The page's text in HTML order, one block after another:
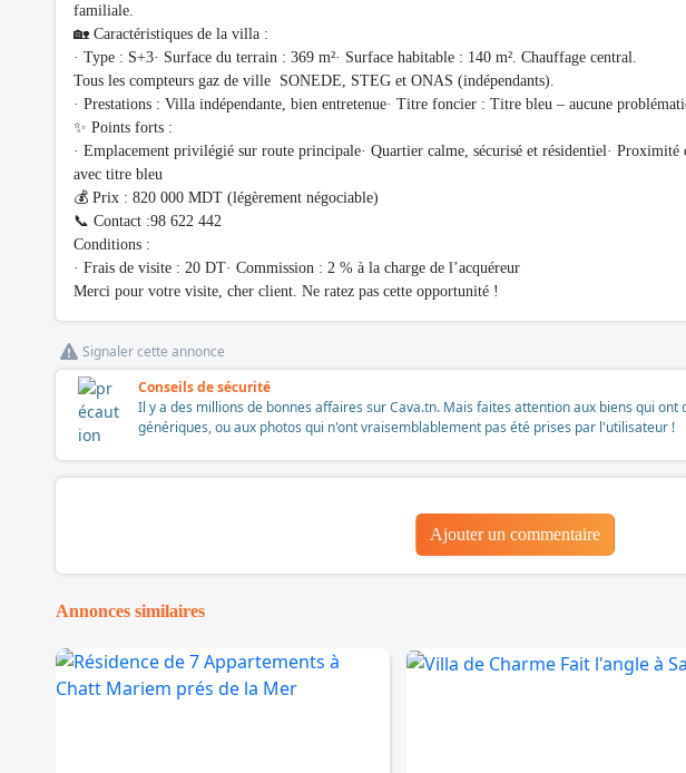
familiale.
🏡 Caractéristiques de la villa :
· Type : S+3· Surface du terrain : 369 m²· Surface habitable : 140 m². Chauffage central.
Tous les compteurs gaz de ville SONEDE, STEG et ONAS (indépendants).
· Prestations : Villa indépendante, bien entretenue· Titre foncier : Titre bleu – aucune
✨ Points forts :
· Emplacement privilégié sur route principale· Quartier calme, sécurisé et résidentiel· Proximité
avec titre bleu
💰 Prix : 820 000 MDT (légèrement négociable)
📞 Contact :98 622 442
Conditions :
· Frais de visite : 20 DT· Commission : 2 % à la charge de l’acquéreur
Merci pour votre visite, cher client. Ne ratez pas cette opportunité !
Signaler cette annonce
Conseils de sécurité
Il y a des millions de bonnes affaires sur Cava.tn. Mais faites attention aux biens qui
génériques, ou aux photos qui n'ont vraisemblablement pas été prises par l'utilisateur !
Ajouter un commentaire
Annonces similaires